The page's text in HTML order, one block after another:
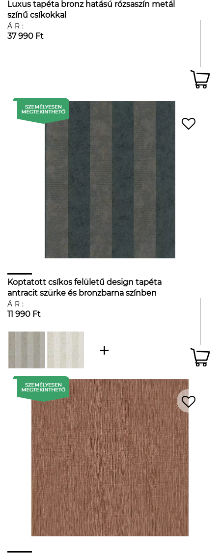
Luxus tapéta bronz hatású rózsaszín metál
színű csíkokkal
ÁR:
37 990 Ft
Koptatott csíkos felületű design tapéta
antracit szürke és bronzbarna színben
ÁR:
11 990 Ft